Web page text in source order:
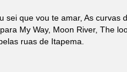
que vou te amar, As curvas
My Way, Moon River, The
ruas de Itapema.